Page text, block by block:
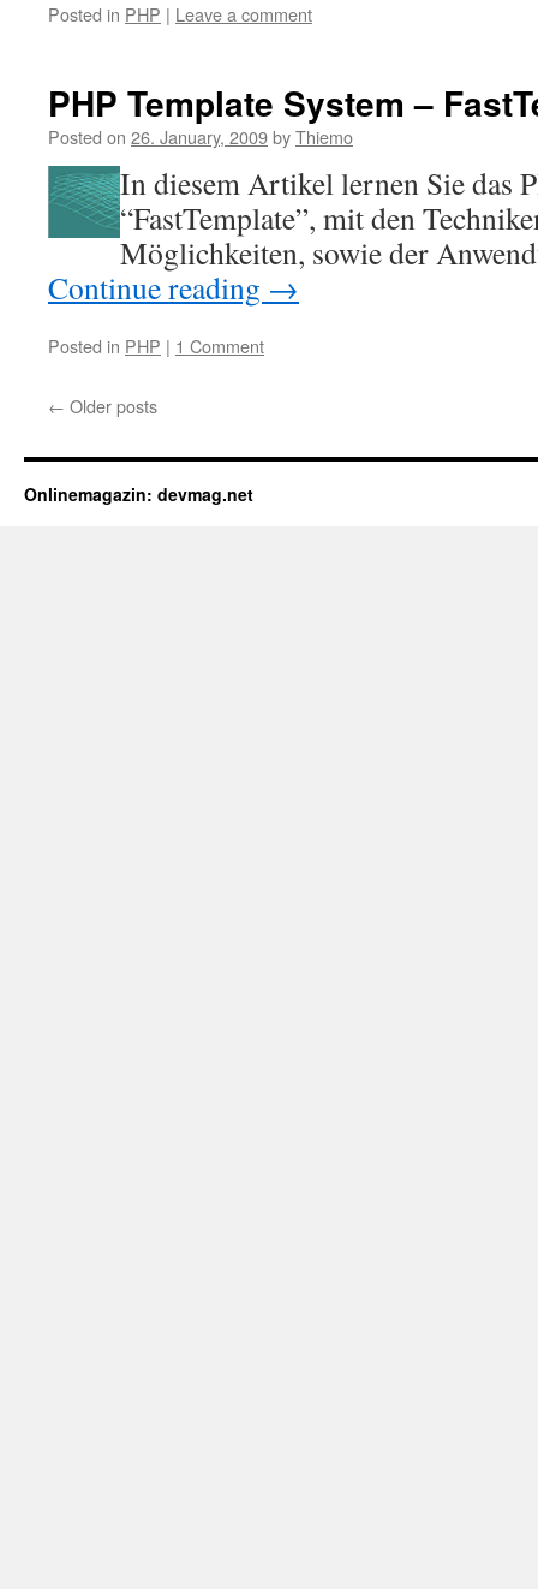
Posted in PHP | Leave a comment
PHP Template System –
Posted on 26. January, 2009byThiemo
In diesem Artikel lernen Sie das
“FastTemplate”, mit den
Möglichkeiten, sowie der
Continue reading →
Posted in PHP | 1 Comment
← Older posts
Onlinemagazin: devmag.net